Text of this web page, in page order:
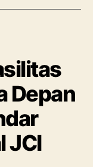
Depan
JCI